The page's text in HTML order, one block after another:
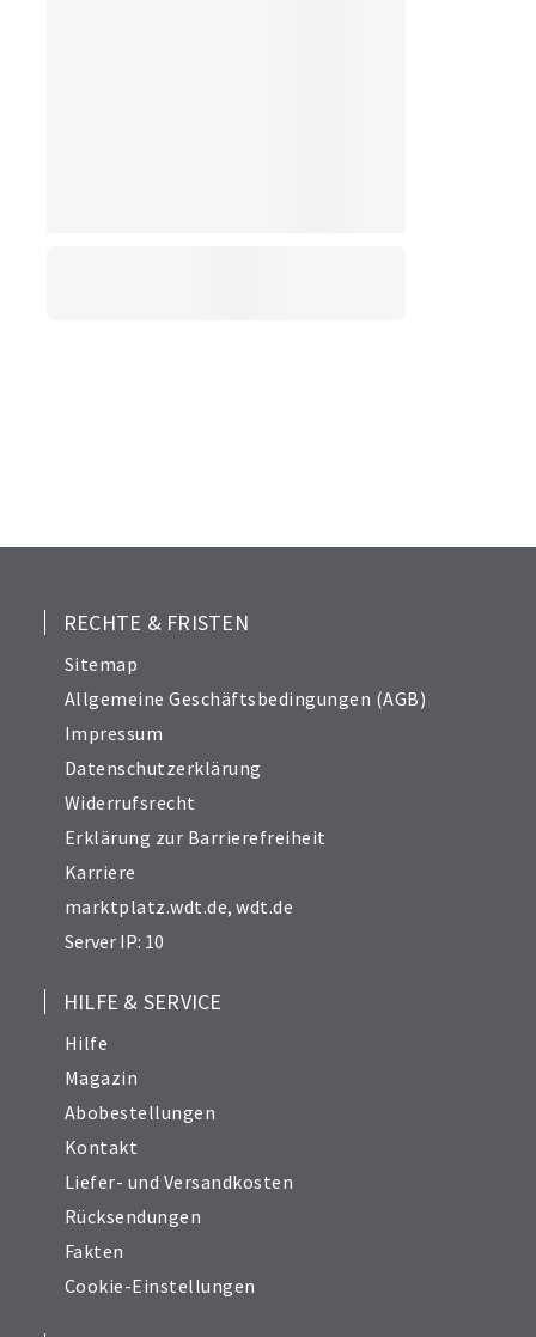
RECHTE & FRISTEN
Sitemap
Allgemeine Geschäftsbedingungen (AGB)
Impressum
Datenschutzerklärung
Widerrufsrecht
Erklärung zur Barrierefreiheit
Karriere
marktplatz.wdt.de,wdt.de
Server IP: 10
HILFE & SERVICE
Hilfe
Magazin
Abobestellungen
Kontakt
Liefer- und Versandkosten
Rücksendungen
Fakten
Cookie-Einstellungen